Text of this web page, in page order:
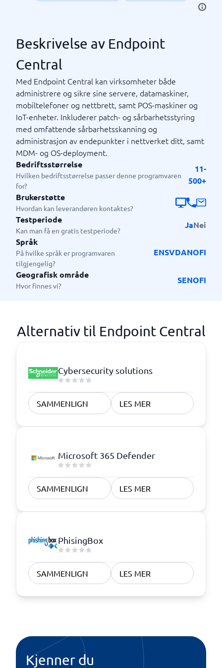
Beskrivelse av Endpoint
Central
Med Endpoint Central kan virksomheter både
administrere og sikre sine servere, datamaskiner,
mobiltelefoner og nettbrett, samt POS-maskiner og
IoT-enheter. Inkluderer patch- og sårbarhetsstyring
med omfattende sårbarhetsskanning og
administrasjon av endepunkter i nettverket ditt, samt
MDM- og OS-deployment.
Bedriftsstørrelse
Hvilken bedriftsstørrelse passer denne programvaren
for?
11-
500+
Brukerstøtte
Hvordan kan leverandøren kontaktes?
Testperiode
Kan man få en gratis testperiode?
JaNei
Språk
På hvilke språk er programvaren
tilgjengelig?
ENSVDANOFI
Geografisk område
Hvor finnes vi?
SENOFI
Alternativ til Endpoint Central
Cybersecurity solutions
SAMMENLIGN LES MER
Microsoft 365 Defender
SAMMENLIGN LES MER
PhisingBox
SAMMENLIGN LES MER
Kjenner du